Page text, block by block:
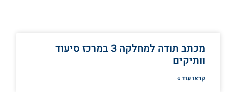
מכתב תודה למחלקה 3 במרכז סיעוד
וותיקים
קראו עוד »